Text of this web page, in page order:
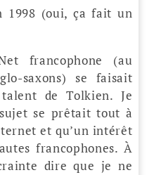
(oui, ça fait un
francophone (au
saxons) se faisait
de Tolkien. Je
se prêtait tout à
et qu’un intérêt
francophones. À
dire que je ne